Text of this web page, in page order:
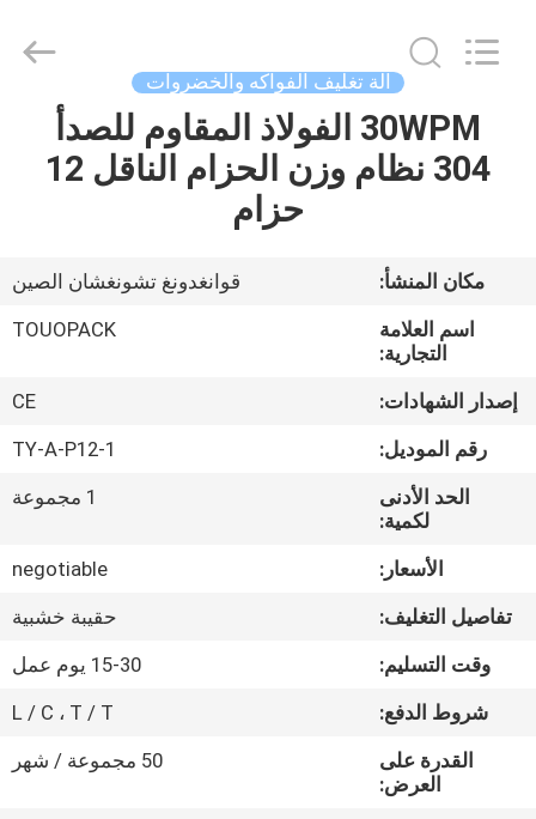
معلومات
جولة
المصنع
الجودة
اتصل
EQUIPMENT
آلة تغليف الفواكه والخضروات
30WPM الفولاذ المقاوم للصدأ
304 نظام وزن الحزام الناقل 12
حزام
مكان المنشأ:
قوانغدونغ تشونغشان الصين
اسم العلامة
التجارية:
TOUOPACK
إصدار الشهادات:
CE
رقم الموديل:
TY-A-P12-1
الحد الأدنى
لكمية:
1 مجموعة
الأسعار:
negotiable
تفاصيل التغليف:
حقيبة خشبية
وقت التسليم:
15-30 يوم عمل
شروط الدفع:
L / C ، T / T
القدرة على
العرض:
50 مجموعة / شهر